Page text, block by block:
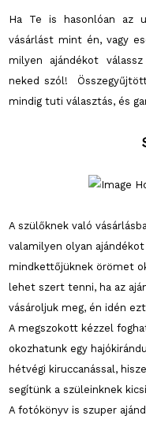
Ha Te is hasonlóan az
vásárlást mint én, vagy
milyen ajándékot
neked szól!
mindig tuti választás, és
A szülőknek való
valamilyen olyan
mindkettőjüknek örömet
lehet szert tenni, ha az
vásároljuk meg, én idén
A megszokott kézzel
okozhatunk egy
hétvégi kiruccanással,
segítünk a szüleinknek
A fotókönyv is szuper